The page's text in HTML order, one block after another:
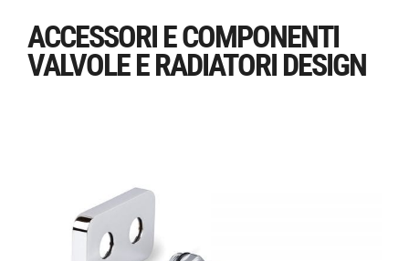
ACCESSORI E COMPONENTI
VALVOLE E RADIATORI DESIGN